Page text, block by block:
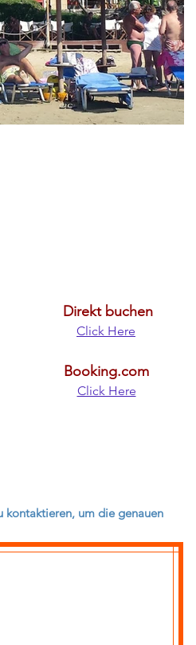
Direkt buchen
Click Here
Booking.com
Click Here
kontaktieren, um die genauen